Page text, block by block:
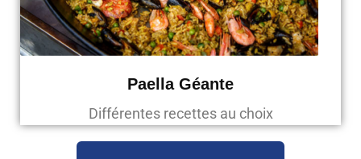
Paella Géante
Différentes recettes au choix